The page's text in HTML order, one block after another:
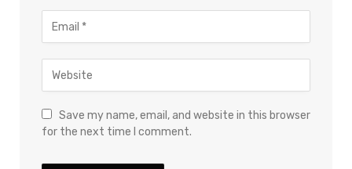
Save my name, email, and website in this browser
for the next time I comment.